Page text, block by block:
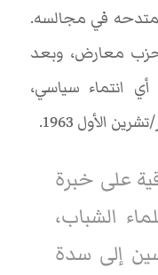
في مجالسه.
حزب معارض، وبعد
انتماء سياسي،
على خبرة
الشباب،
إلى سدة